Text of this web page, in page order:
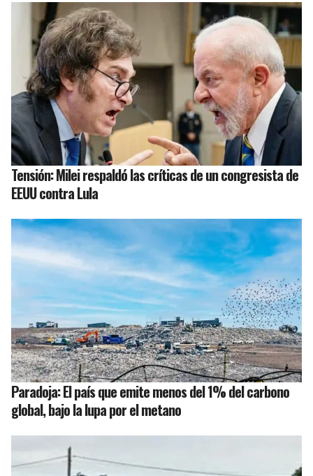
Tensión: Milei respaldó las críticas de un congresista de
EEUU contra Lula
Paradoja: El país que emite menos del 1% del carbono
global, bajo la lupa por el metano